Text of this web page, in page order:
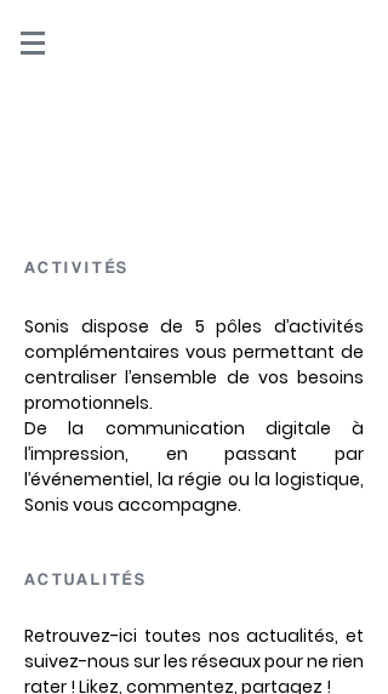
ACTIVITÉS
Sonis dispose de 5 pôles d’activités
complémentaires vous permettant de
centraliser l’ensemble de vos besoins
promotionnels.
De la communication digitale à
l’impression, en passant par
l’événementiel, la régie ou la logistique,
Sonis vous accompagne.
ACTUALITÉS
Retrouvez-ici toutes nos actualités, et
suivez-nous sur les réseaux pour ne rien
rater ! Likez, commentez, partagez !